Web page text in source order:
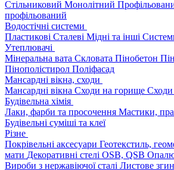
Стільниковий Монолітний
профільований
Водостічні системи
Пластикові Сталеві Мідні та інші
Утеплювачі
Мінеральна вата Скловата Пінобетон
Пінополістирол Поліфасад
Мансардні вікна, сходи
Мансардні вікна Сходи на горище Сходи
Будівельна хімія
Лаки, фарби та просочення Мастики,
Будівельні суміші та клеї
Різне
Покрівельні аксесуари Геотекстиль,
мати Декоративні стелі OSB, QSB
Вироби з нержавіючої сталі Листове